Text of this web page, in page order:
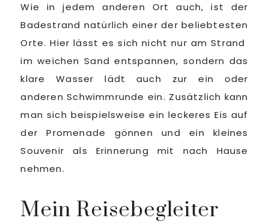
Wie in jedem anderen Ort auch, ist der
Badestrand natürlich einer der beliebtesten
Orte. Hier lässt es sich nicht nur am Strand
im weichen Sand entspannen, sondern das
klare Wasser lädt auch zur ein oder
anderen Schwimmrunde ein. Zusätzlich kann
man sich beispielsweise ein leckeres Eis auf
der Promenade gönnen und ein kleines
Souvenir als Erinnerung mit nach Hause
nehmen.
Mein Reisebegleiter